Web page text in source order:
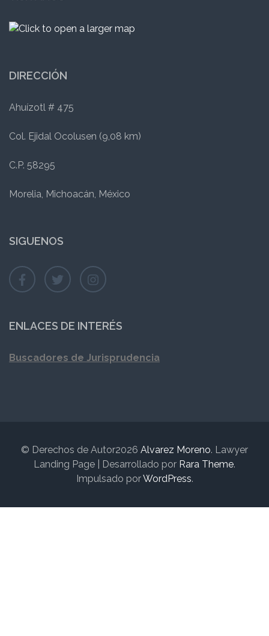
DIRECCIÓN
Ahuízotl # 475
Col. Ejidal Ocolusen (9,08 km)
C.P. 58295
Morelia, Michoacán, México
SIGUENOS
ENLACES DE INTERÉS
Buscadores de Jurisprudencia
© Derechos de Autor2026 Alvarez Moreno. Lawyer
Landing Page | Desarrollado por Rara Theme.
Impulsado porWordPress.